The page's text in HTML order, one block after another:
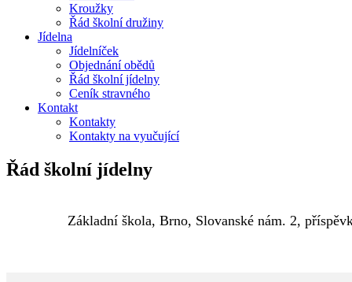
Kroužky
Řád školní družiny
Jídelna
Jídelníček
Objednání obědů
Řád školní jídelny
Ceník stravného
Kontakt
Kontakty
Kontakty na vyučující
Řád školní jídelny
Základní škola, Brno, Slovanské nám. 2,